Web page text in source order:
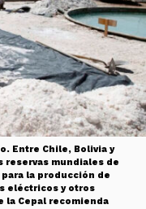
Entre Chile, Bolivia y
reservas mundiales de
la producción de
eléctricos y otros
la Cepal recomienda